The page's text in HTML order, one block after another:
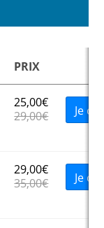
PRIX
25,00€
29,00€ Je
29,00€
35,00€ Je